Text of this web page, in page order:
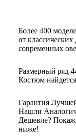
Более 400
от
современных
Размерный ряд
Костюм
Гарантия
Нашли
Дешевле?
ниже!